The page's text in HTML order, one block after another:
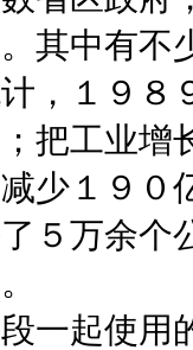
其中有不
，１９８
把工业
少１９
５万余个
。
一起使用